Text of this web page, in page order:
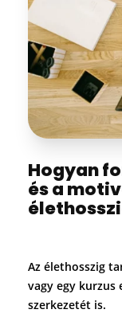
Hogyan
és a
Az élethosszig
vagy egy kurzus
szerkezetét is.